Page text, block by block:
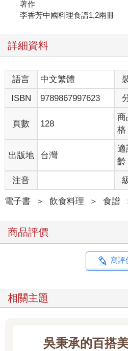
著作
李香芳中國料理食譜1,2兩冊
詳細資料
語言 中文繁體
ISBN
9789867997623
頁數 128
商
格
出版地 台灣
適
齡
注音
電子書 ＞ 飲食料理 ＞ 食譜
商品評價
寫評
相關主題
吳秉承的百搭